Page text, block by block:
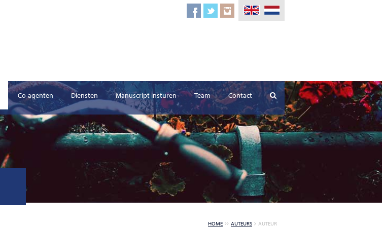
Co-agenten Diensten Manuscript insturen Team Contact
HOME AUTEURS AUTEUR